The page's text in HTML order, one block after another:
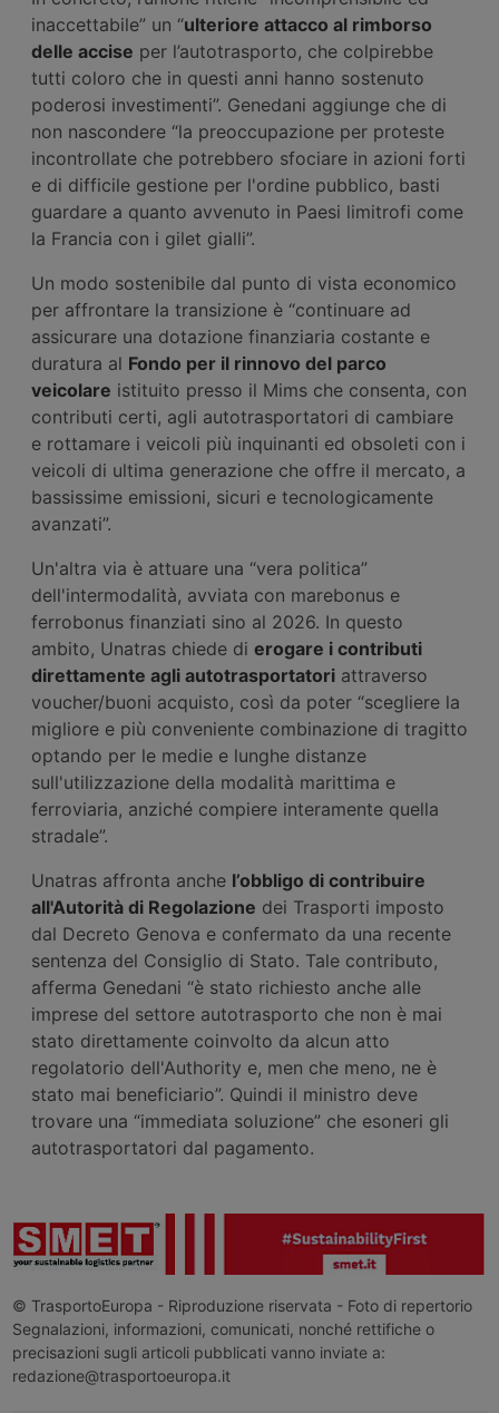
inaccettabile” un “ulteriore attacco al rimborso
delle accise per l’autotrasporto, che colpirebbe
tutti coloro che in questi anni hanno sostenuto
poderosi investimenti”. Genedani aggiunge che di
non nascondere “la preoccupazione per proteste
incontrollate che potrebbero sfociare in azioni forti
e di difficile gestione per l'ordine pubblico, basti
guardare a quanto avvenuto in Paesi limitrofi come
la Francia con i gilet gialli”.
Un modo sostenibile dal punto di vista economico
per affrontare la transizione è “continuare ad
assicurare una dotazione finanziaria costante e
duratura al Fondo per il rinnovo del parco
veicolare istituito presso il Mims che consenta, con
contributi certi, agli autotrasportatori di cambiare
e rottamare i veicoli più inquinanti ed obsoleti con i
veicoli di ultima generazione che offre il mercato, a
bassissime emissioni, sicuri e tecnologicamente
avanzati”.
Un'altra via è attuare una “vera politica”
dell'intermodalità, avviata con marebonus e
ferrobonus finanziati sino al 2026. In questo
ambito, Unatras chiede di erogare i contributi
direttamente agli autotrasportatori attraverso
voucher/buoni acquisto, così da poter “scegliere la
migliore e più conveniente combinazione di tragitto
optando per le medie e lunghe distanze
sull'utilizzazione della modalità marittima e
ferroviaria, anziché compiere interamente quella
stradale”.
Unatras affronta anche l’obbligo di contribuire
all'Autorità di Regolazione dei Trasporti imposto
dal Decreto Genova e confermato da una recente
sentenza del Consiglio di Stato. Tale contributo,
afferma Genedani “è stato richiesto anche alle
imprese del settore autotrasporto che non è mai
stato direttamente coinvolto da alcun atto
regolatorio dell'Authority e, men che meno, ne è
stato mai beneficiario”. Quindi il ministro deve
trovare una “immediata soluzione” che esoneri gli
autotrasportatori dal pagamento.
© TrasportoEuropa - Riproduzione riservata - Foto di repertorio
Segnalazioni, informazioni, comunicati, nonché rettifiche o
precisazioni sugli articoli pubblicati vanno inviate a:
redazione@trasportoeuropa.it